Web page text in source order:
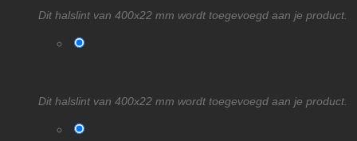
Dit halslint van 400x22 mm wordt toegevoegd aan je product.
Dit halslint van 400x22 mm wordt toegevoegd aan je product.